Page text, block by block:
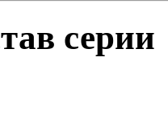
серии